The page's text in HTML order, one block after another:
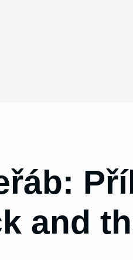
and